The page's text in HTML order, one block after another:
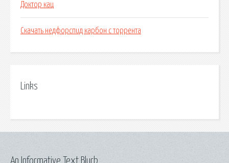
Доктор кац
Скачать недфорспид карбон с торрента
Links
An Informative Text Blurb